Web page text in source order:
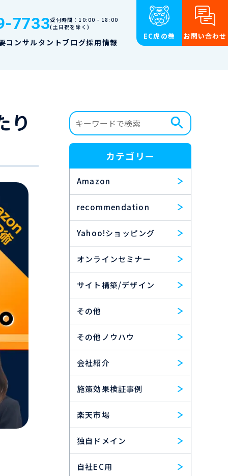
7733受付時間：10:00 - 18:00
(土日祝を除く)
コンサルタントブログ採用情報
EC虎の巻 お問い合わせ
り
カテゴリー
Amazon
recommendation
Yahoo!ショッピング
オンラインセミナー
サイト構築/デザイン
その他
その他ノウハウ
会社紹介
施策効果検証事例
楽天市場
独自ドメイン
自社EC用